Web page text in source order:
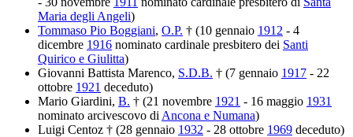
Maria degli Angeli)
Tommaso Pio Boggiani, O.P. † (10 gennaio 1912 - 4
dicembre 1916 nominato cardinale presbitero dei Santi
Quirico e Giulitta)
Giovanni Battista Marenco, S.D.B. † (7 gennaio 1917 - 22
ottobre 1921 deceduto)
Mario Giardini, B. † (21 novembre 1921 - 16 maggio 1931
nominato arcivescovo di Ancona e Numana)
Luigi Centoz † (28 gennaio 1932 - 28 ottobre 1969 deceduto)